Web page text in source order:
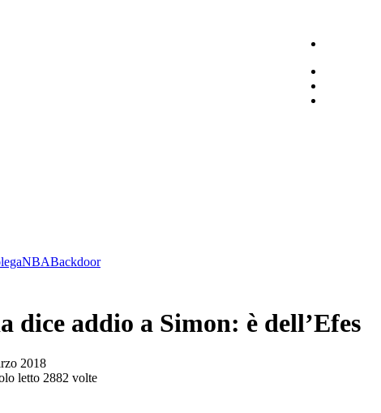
NBABackdoor
dice addio a Simon: è dell’Efes
2018
letto 2882 volte